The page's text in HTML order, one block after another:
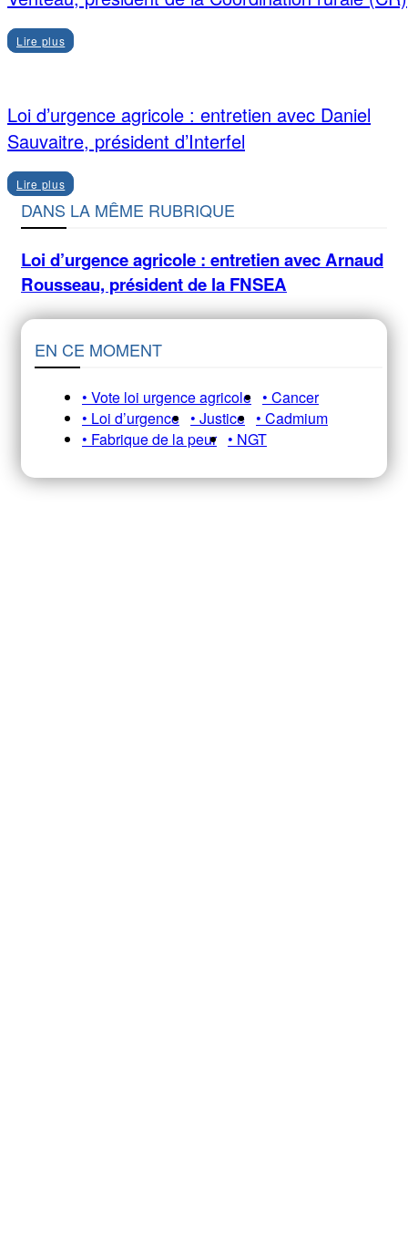
Lire plus
Loi d’urgence agricole : entretien avec Daniel
Sauvaitre, président d’Interfel
Lire plus
DANS LA MÊME RUBRIQUE
Loi d’urgence agricole : entretien avec Arnaud
Rousseau, président de la FNSEA
EN CE MOMENT
• Vote loi urgence agricole • Cancer
• Loi d’urgence • Justice • Cadmium
• Fabrique de la peur • NGT